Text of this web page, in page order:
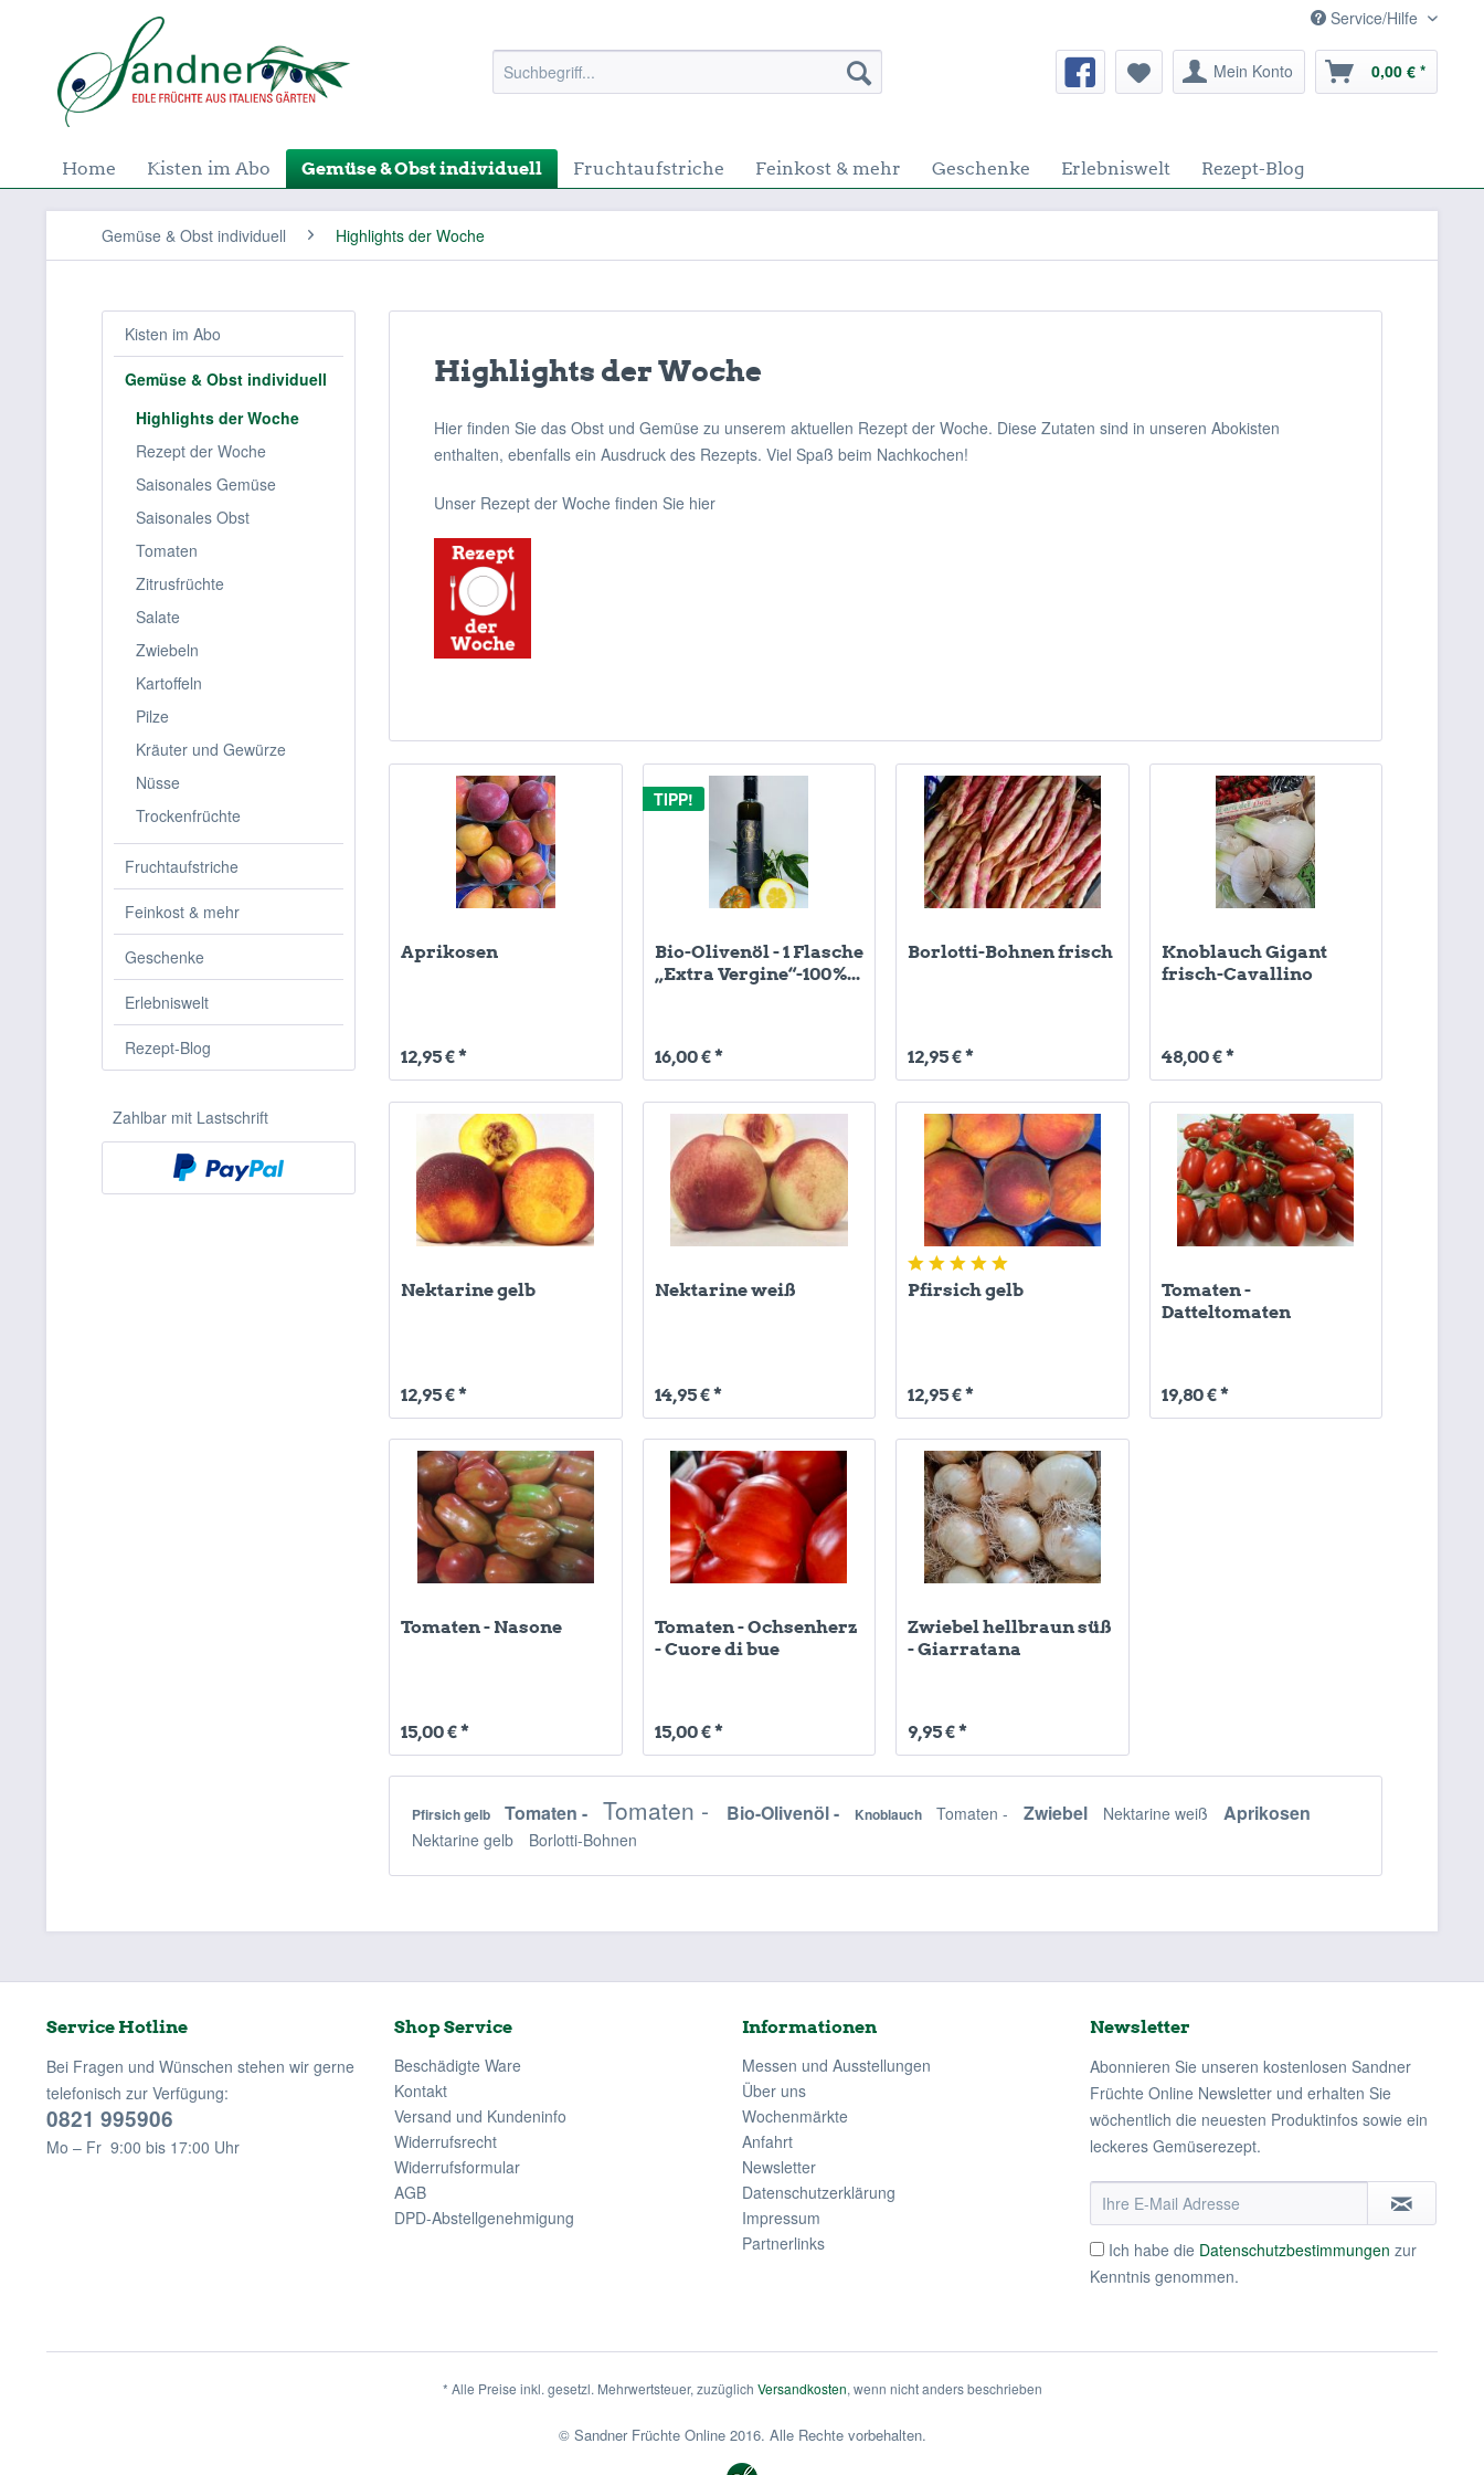
Service/Hilfe
Mein Konto 0,00 € *
Home Kisten im Abo Gemüse & Obst individuell Fruchtaufstriche Feinkost & mehr Geschenke Erlebniswelt Rezept-Blog
Gemüse & Obst individuell Highlights der Woche
Kisten im Abo
Gemüse & Obst individuell
Highlights der Woche
Rezept der Woche
Saisonales Gemüse
Saisonales Obst
Tomaten
Zitrusfrüchte
Salate
Zwiebeln
Kartoffeln
Pilze
Kräuter und Gewürze
Nüsse
Trockenfrüchte
Fruchtaufstriche
Feinkost & mehr
Geschenke
Erlebniswelt
Rezept-Blog
Zahlbar mit Lastschrift
Highlights der Woche
Hier finden Sie das Obst und Gemüse zu unserem aktuellen Rezept der Woche. Diese Zutaten sind in unseren Abokisten
enthalten, ebenfalls ein Ausdruck des Rezepts. Viel Spaß beim Nachkochen!
Unser Rezept der Woche finden Sie hier
Aprikosen
12,95 € *
TIPP!
Bio-Olivenöl - 1 Flasche
„Extra Vergine“-100%...
16,00 € *
Borlotti-Bohnen frisch
12,95 € *
Knoblauch Gigant
frisch-Cavallino
48,00 € *
Nektarine gelb
12,95 € *
Nektarine weiß
14,95 € *
Pfirsich gelb
12,95 € *
Tomaten -
Datteltomaten
19,80 € *
Tomaten - Nasone
15,00 € *
Tomaten - Ochsenherz
- Cuore di bue
15,00 € *
Zwiebel hellbraun süß
- Giarratana
9,95 € *
Pfirsich gelb Tomaten - Tomaten - Bio-Olivenöl - Knoblauch Tomaten - Zwiebel Nektarine weiß Aprikosen
Nektarine gelb Borlotti-Bohnen
Service Hotline
Bei Fragen und Wünschen stehen wir gerne
telefonisch zur Verfügung:
0821 995906
Mo – Fr 9:00 bis 17:00 Uhr
Shop Service
Beschädigte Ware
Kontakt
Versand und Kundeninfo
Widerrufsrecht
Widerrufsformular
AGB
DPD-Abstellgenehmigung
Informationen
Messen und Ausstellungen
Über uns
Wochenmärkte
Anfahrt
Newsletter
Datenschutzerklärung
Impressum
Partnerlinks
Newsletter
Abonnieren Sie unseren kostenlosen Sandner
Früchte Online Newsletter und erhalten Sie
wöchentlich die neuesten Produktinfos sowie ein
leckeres Gemüserezept.
Ich habe die Datenschutzbestimmungen zur
Kenntnis genommen.
* Alle Preise inkl. gesetzl. Mehrwertsteuer, zuzüglich Versandkosten, wenn nicht anders beschrieben
© Sandner Früchte Online 2016. Alle Rechte vorbehalten.